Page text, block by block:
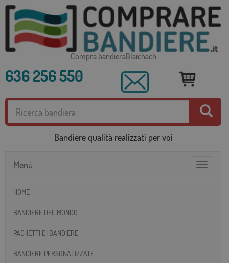
Compra bandieraBlaichach
636 256 550
Bandiere qualità realizzati per voi
Toggle
Menú
HOME
BANDIERE DEL MONDO
PACHETTI DI BANDIERE
BANDIERE PERSONALIZZATE